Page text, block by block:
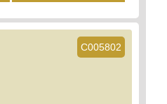
C005802